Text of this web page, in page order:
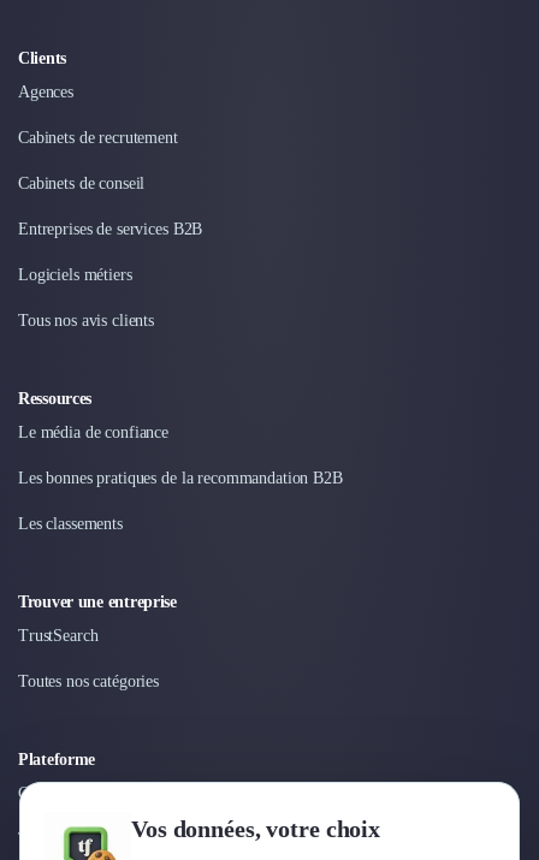
Vos données, votre choix
Clients
Agences
Cabinets de recrutement
Cabinets de conseil
Entreprises de services B2B
Logiciels métiers
Tous nos avis clients
Ressources
Le média de confiance
Les bonnes pratiques de la recommandation B2B
Les classements
Trouver une entreprise
TrustSearch
Toutes nos catégories
Plateforme
Connexion
Tarifs